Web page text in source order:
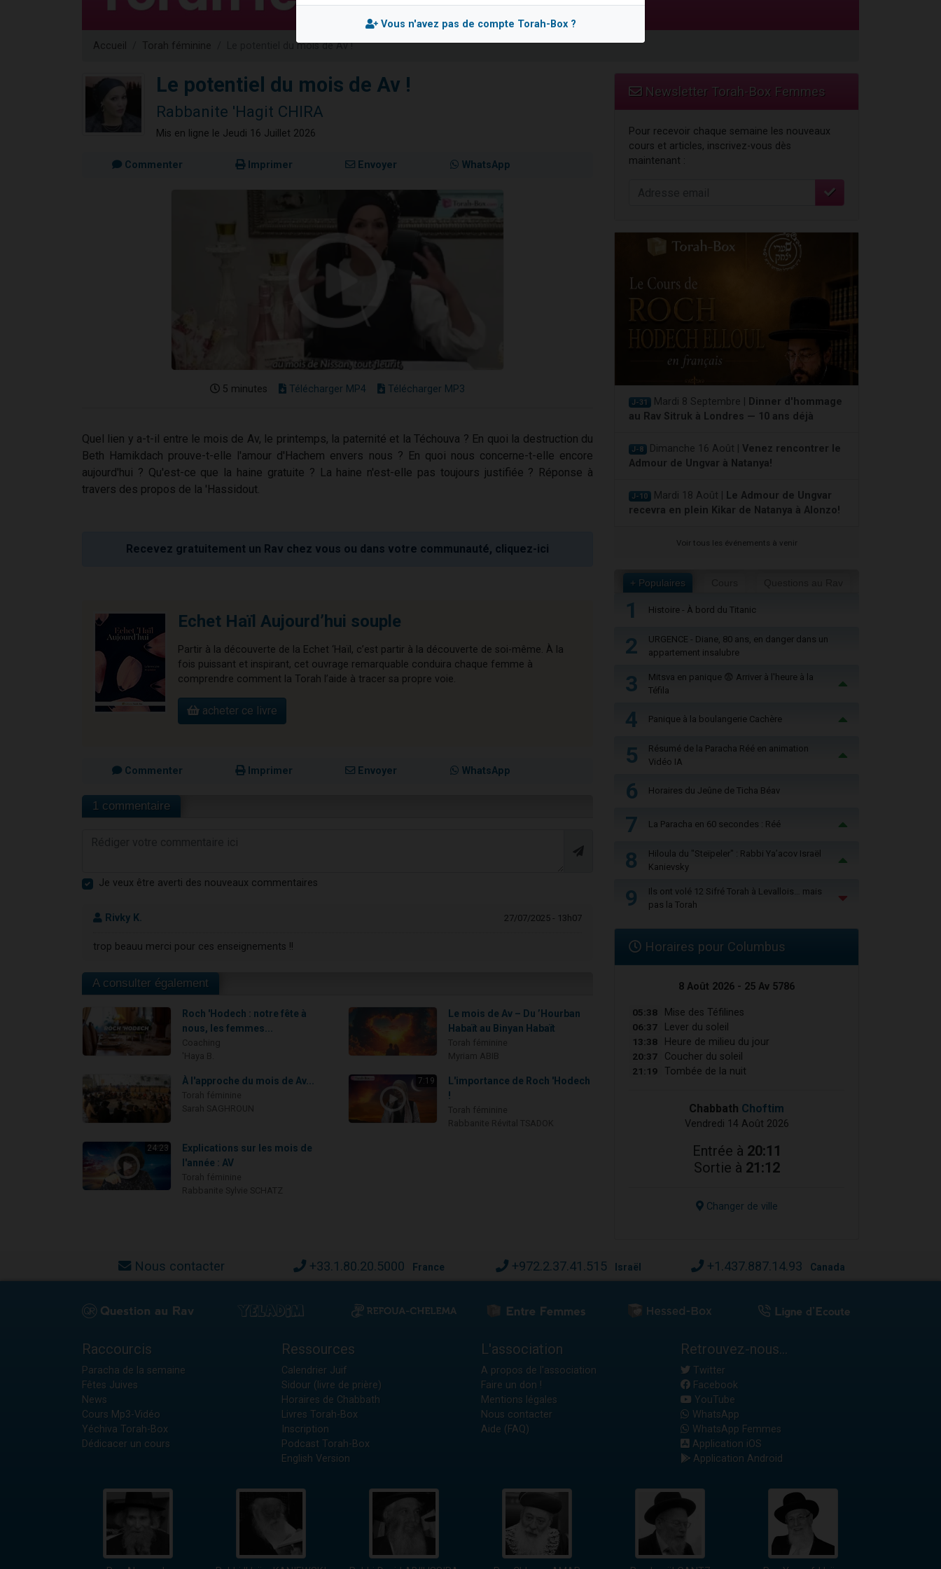
13 personnes viennent de demander une bénédiction
30 personnes viennent de faire un don pour Sauvez la jambe de Yohan
12 nouvelles musiques dans Torah-Box Music
Accueil Torah féminine Le potentiel du mois de Av !
Le potentiel du mois de Av !
Rabbanite 'Hagit CHIRA
Mis en ligne le Jeudi 16 Juillet 2026
Commenter Imprimer Envoyer WhatsApp
5 minutes Télécharger MP4 Télécharger MP3
Quel lien y a-t-il entre le mois de Av, le printemps, la paternité et la Téchouva ? En quoi la destruction du
Beth Hamikdach prouve-t-elle l'amour d'Hachem envers nous ? En quoi nous concerne-t-elle encore
aujourd'hui ? Qu'est-ce que la haine gratuite ? La haine n'est-elle pas toujours justifiée ? Réponse à
travers des propos de la 'Hassidout.
Recevez gratuitement un Rav chez vous ou dans votre communauté, cliquez-ici
Echet Haïl Aujourd’hui souple
Partir à la découverte de la Echet ‘Haïl, c’est partir à la découverte de soi-même. À la
fois puissant et inspirant, cet ouvrage remarquable conduira chaque femme à
comprendre comment la Torah l’aide à tracer sa propre voie.
acheter ce livre
Commenter Imprimer Envoyer WhatsApp
1 commentaire
Je veux être averti des nouveaux commentaires
Rivky K. 27/07/2025 - 13h07
trop beauu merci pour ces enseignements !!
A consulter également
Roch 'Hodech : notre fête à
nous, les femmes...
Le mois de Av – Du ’Hourban
Habaït au Binyan Habaït
À l'approche du mois de Av... 7:19
L'importance de Roch 'Hodech
!
24:23
Explications sur les mois de
l'année : AV
Newsletter Torah-Box Femmes
Pour recevoir chaque semaine les nouveaux
cours et articles, inscrivez-vous dès
maintenant :
J-31 Mardi 8 Septembre |
Dinner d'hommage
au Rav Sitruk à Londres — 10 ans déjà
J-8 Dimanche 16 Août | Venez rencontrer le
Admour de Ungvar à Natanya!
J-10 Mardi 18 Août |
Le Admour de Ungvar
recevra en plein Kikar de Natanya à Alonzo!
Voir tous les événements à venir
+ Populaires
1 Histoire - À bord du Titanic
2
URGENCE - Diane, 80 ans, en danger dans un
appartement insalubre
3
Mitsva en panique 😨 Arriver à l'heure à la
Téfila
4 Panique à la boulangerie Cachère
5
Résumé de la Paracha Réé en animation
Vidéo IA
6 Horaires du Jeûne de Ticha Béav
7 La Paracha en 60 secondes : Réé
8
Hiloula du "Steïpeler" : Rabbi Ya’acov Israël
Kanievsky
9
Ils ont volé 12 Sifré Torah à Levallois… mais
pas la Torah
Horaires pour Columbus
8 Août 2026 - 25 Av 5786
05:38 Mise des Téfilines
06:37 Lever du soleil
13:38 Heure de milieu du jour
20:37 Coucher du soleil
21:19 Tombée de la nuit
Chabbath Choftim
Vendredi 14 Août 2026
Entrée à 20:11
Sortie à 21:12
Changer de ville
Nous contacter +33.1.80.20.5000 France +972.2.37.41.515 Israël +1.437.887.14.93 Canada
Raccourcis
Paracha de la semaine
Fêtes Juives
News
Cours Mp3-Vidéo
Yéchiva Torah-Box
Dédicacer un cours
Ressources
Calendrier Juif
Sidour (livre de prière)
Horaires de Chabbath
Livres Torah-Box
Inscription
Podcast Torah-Box
English Version
L'association
A propos de l'association
Faire un don !
Mentions légales
Nous contacter
Aide (FAQ)
Retrouvez-nous...
Twitter
Facebook
YouTube
WhatsApp
WhatsApp Femmes
Application iOS
Application Android
Vous n'avez pas de compte Torah-Box ?